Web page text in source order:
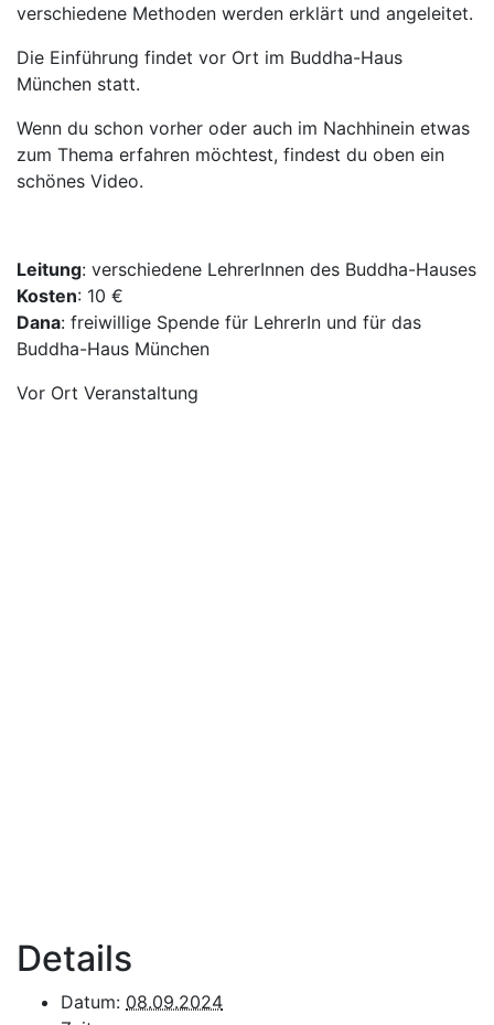
verschiedene Methoden werden erklärt und angeleitet.
Die Einführung findet vor Ort im Buddha-Haus
München statt.
Wenn du schon vorher oder auch im Nachhinein etwas
zum Thema erfahren möchtest, findest du oben ein
schönes Video.
Leitung: verschiedene LehrerInnen des Buddha-Hauses
Kosten: 10 €
Dana: freiwillige Spende für LehrerIn und für das
Buddha-Haus München
Vor Ort Veranstaltung
Details
Datum: 08.09.2024